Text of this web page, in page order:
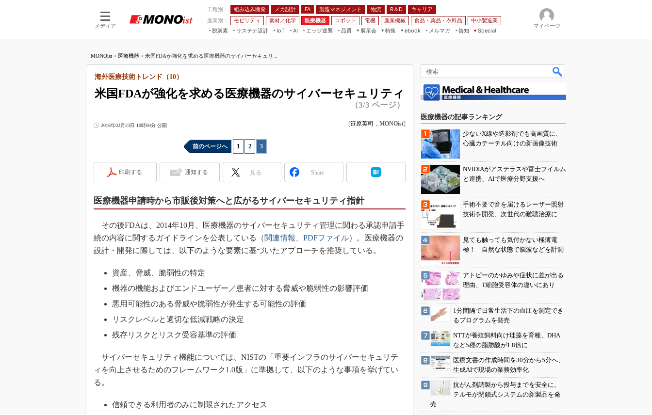
メディア
工程別： 組み込み開発 メカ設計 FA 製造マネジメント 物流 R＆D
キャリア
産業別：
モビリティ 素材／化学 医療機器 ロボット 電機 産業機械 食品・薬品・衣料品
中小製造業
脱炭素
サステナ設計
IoT
つながる工場
AI
AI×設備保全
エッジ逆襲 品質
展示会
JIMTOF
IIFES
TECHNO-FRONTIER
人テク展
スマート工場EXPO
EdgeTech+
日本ものづくりワールド
産業オープンネット展
特集
フィールドサービス
Windows Embedded
車載ソフト開発
無償設計ツール
デジタルツインとCAE
S＆OP
海外生産
グローバル設計・開発
ebook
メルマガ
告知 Special
マイページ
MONOist > 医療機器 > 米国FDAが強化を求める医療機器のサイバーセキュリ...
米国FDAが強化を求める医療機器のサイバーセキュリティ
海外医療技術トレンド（10）
（3/3 ページ）
2016年02月23日 10時00分 公開 [笹原英司 ， MONOist]
前のページへ 1 2 3
印刷する 通知する 見る Share
医療機器申請時から市販後対策へと広がるサイバーセキュリティ指針
その後FDAは、2014年10月、医療機器のサイバーセキュリティ管理に関わる承認申請手
続の内容に関するガイドラインを公表している（関連情報、PDFファイル）。医療機器の
設計・開発に際しては、以下のような要素に基づいたアプローチを推奨している。
資産、脅威、脆弱性の特定
機器の機能およびエンドユーザー／患者に対する脅威や脆弱性の影響評価
悪用可能性のある脅威や脆弱性が発生する可能性の評価
リスクレベルと適切な低減戦略の決定
残存リスクとリスク受容基準の評価
サイバーセキュリティ機能については、NISTの「重要インフラのサイバーセキュリテ
ィを向上させるためのフレームワーク1.0版」に準拠して、以下のような事項を挙げてい
る。
信頼できる利用者のみに制限されたアクセス
医療機器の記事ランキング
少ないX線や造影剤でも高画質に、
心臓カテーテル向けの新画像技術
NVIDIAがアステラスや富士フイルム
と連携、AIで医療分野支援へ
手術不要で音を届けるレーザー照射
技術を開発、次世代の難聴治療に
見ても触っても気付かない極薄電
極！ 自然な状態で脳波などを計測
アトピーのかゆみや症状に差が出る
理由、T細胞受容体の違いにあり
1分間隔で日常生活下の血圧を測定でき
るプログラムを発売
NTTが養殖飼料向け珪藻を育種、DHA
など5種の脂肪酸が1.8倍に
医療文書の作成時間を30分から5分へ、
生成AIで現場の業務効率化
抗がん剤調製から投与までを安全に、
テルモが閉鎖式システムの新製品を発
売